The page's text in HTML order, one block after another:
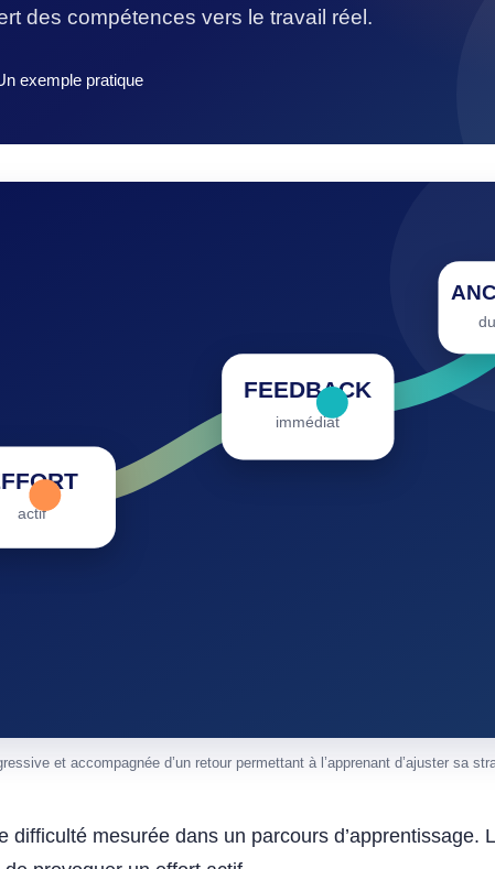
des compétences vers le travail réel.
exemple pratique
et accompagnée d’un retour permettant à l’apprenant d’ajuster sa
difficulté mesurée dans un parcours d’apprentissage.